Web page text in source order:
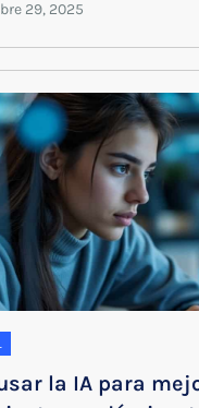
la IA para